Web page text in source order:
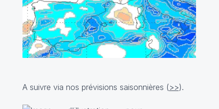
A suivre via nos prévisions saisonnières (>>).